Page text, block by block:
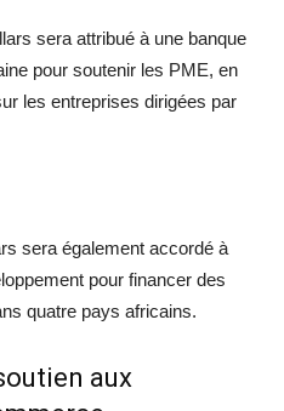
sera attribué à une banque
pour soutenir les PME, en
les entreprises dirigées par
sera également accordé à
pour financer des
quatre pays africains.
aux